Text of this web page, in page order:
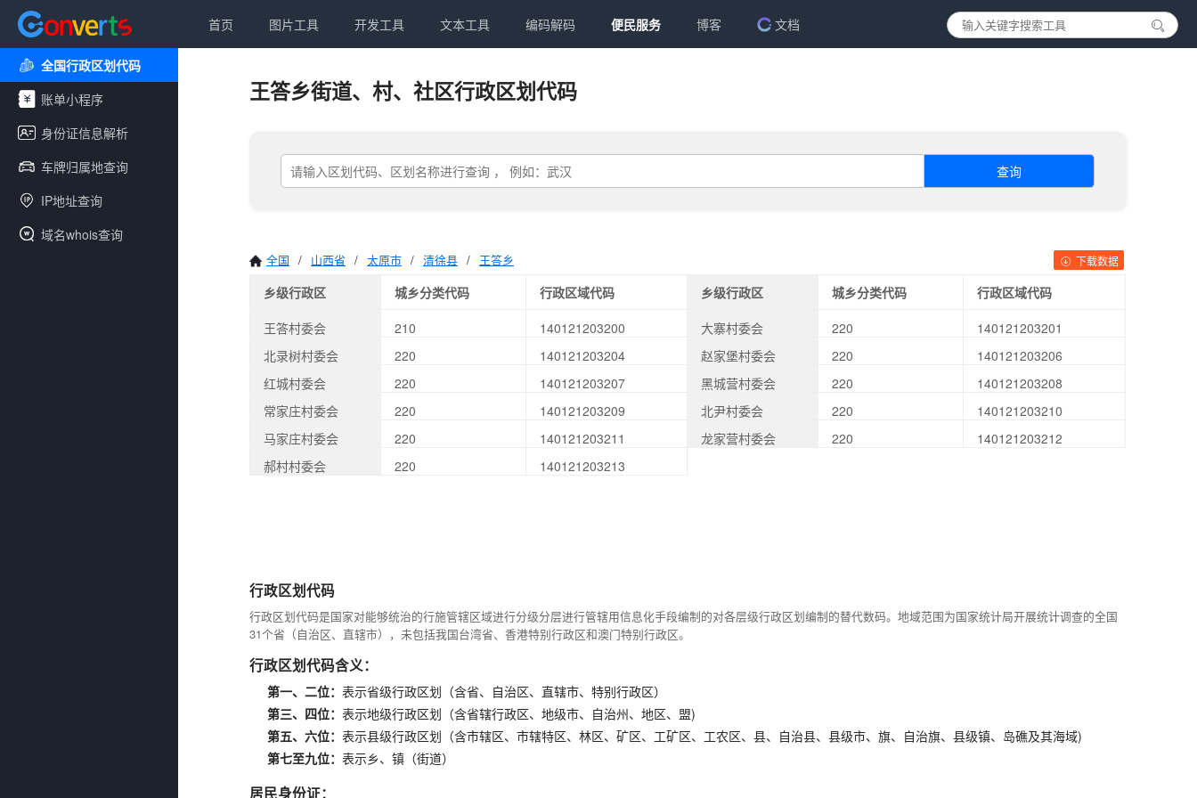
首页 图片工具 开发工具 文本工具 编码解码 便民服务 博客 文档
全国行政区划代码
账单小程序
身份证信息解析
车牌归属地查询
IP地址查询
域名whois查询
王答乡街道、村、社区行政区划代码
查询
全国 / 山西省 / 太原市 / 清徐县 / 王答乡 下载数据
乡级行政区 城乡分类代码 行政区域代码 乡级行政区 城乡分类代码
行政区域代码
王答村委会
210 140121203200 大寨村委会 220
140121203201
北录树村委会
220 140121203204 赵家堡村委会 220
140121203206
红城村委会
220 140121203207 黑城营村委会 220
140121203208
常家庄村委会
220 140121203209 北尹村委会 220
140121203210
马家庄村委会
220 140121203211 龙家营村委会 220
140121203212
郝村村委会
220 140121203213
行政区划代码
行政区划代码是国家对能够统治的行施管辖区域进行分级分层进行管辖用信息化手段编制的对各层级行政区划编制的替代数码。地域范围为国家统计局开展统计调查的全国
31个省（自治区、直辖市），未包括我国台湾省、香港特别行政区和澳门特别行政区。
行政区划代码含义：
第一、二位： 表示省级行政区划（含省、自治区、直辖市、特别行政区）
第三、四位： 表示地级行政区划（含省辖行政区、地级市、自治州、地区、盟)
第五、六位： 表示县级行政区划（含市辖区、市辖特区、林区、矿区、工矿区、工农区、县、自治县、县级市、旗、自治旗、县级镇、岛礁及其海域)
第七至九位： 表示乡、镇（街道）
居民身份证：